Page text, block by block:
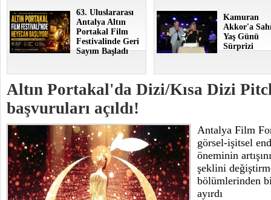
63. Uluslararası
Antalya Altın
Portakal Film
Festivalinde Geri
Sayım Başladı
Kamuran
Akkor'a
Yaş Günü
Sürprizi
Altın Portakal'da Dizi/Kısa Dizi
başvuruları açıldı!
Antalya Film
görsel-işitsel
öneminin
şeklini
bölümlerinden
ayırdı